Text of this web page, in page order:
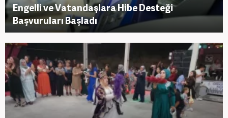
Engelli ve Vatandaşlara Hibe Desteği
Başvuruları Başladı